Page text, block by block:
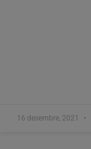
16 desembre, 2021